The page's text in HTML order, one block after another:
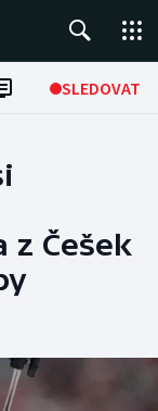
SLEDOVAT
z Češek